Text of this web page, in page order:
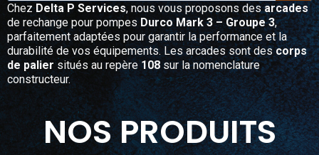
ChezDelta P Services, nous vous proposons desarcades
de rechange pour pompes Durco Mark 3 – Groupe 3,
parfaitement adaptées pour garantir la performance et la
durabilité de vos équipements. Les arcades sont descorps
de paliersitués au repère 108 sur la nomenclature
constructeur.
NOS PRODUITS